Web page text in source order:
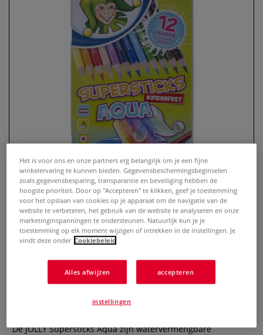
watervermengbare
kleurpotloden
0 Beoordeling
De JOLLY Supersticks Aqua zijn watervermengbare
Het is voor ons en onze partners erg belangrijk om je een fijne
winkelervaring te kunnen bieden. Gegevensbeschermingsbeginselen
zoals gegevensbesparing, transparantie en beveiliging hebben de
hoogste prioriteit. Door op "Accepteren" te klikken, geef je toestemming
voor het opslaan van cookies op je apparaat om de navigatie van de
website te verbeteren, het gebruik van de website te analyseren en onze
marketinginspanningen te ondersteunen. Natuurlijk kun je je
toestemming op elk moment wijzigen of intrekken in de instellingen. Je
vindt deze onder Cookiebeleid
Alles afwijzen accepteren
instellingen